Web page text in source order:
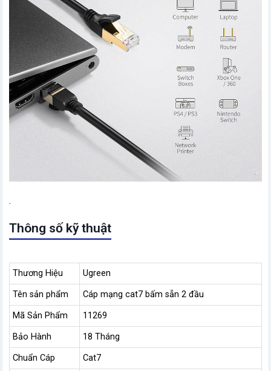
.
Thông số kỹ thuật
Thương Hiệu Ugreen
Tên sản phẩm Cáp mạng cat7 bấm sẵn 2 đầu
Mã Sản Phẩm 11269
Bảo Hành 18 Tháng
Chuẩn Cáp Cat7